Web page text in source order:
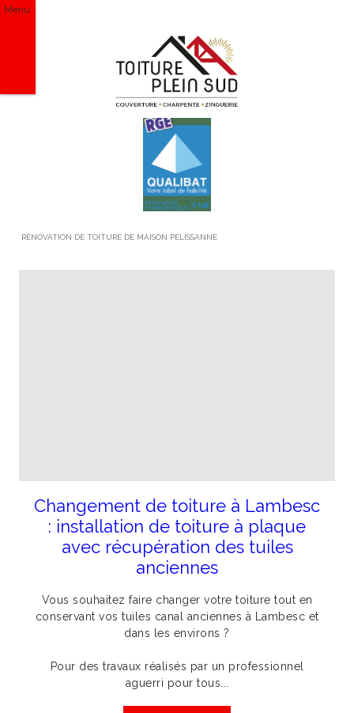
Menu
RÉNOVATION DE TOITURE DE MAISON PELISSANNE
Changement de toiture à Lambesc
: installation de toiture à plaque
avec récupération des tuiles
anciennes
Vous souhaitez faire changer votre toiture tout en
conservant vos tuiles canal anciennes à Lambesc et
dans les environs ?
Pour des travaux réalisés par un professionnel
aguerri pour tous...